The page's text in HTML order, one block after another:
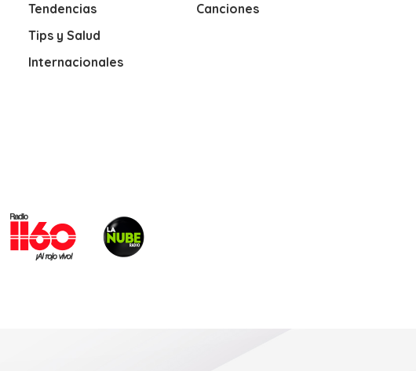
Tendencias
Tips y Salud
Internacionales
Canciones